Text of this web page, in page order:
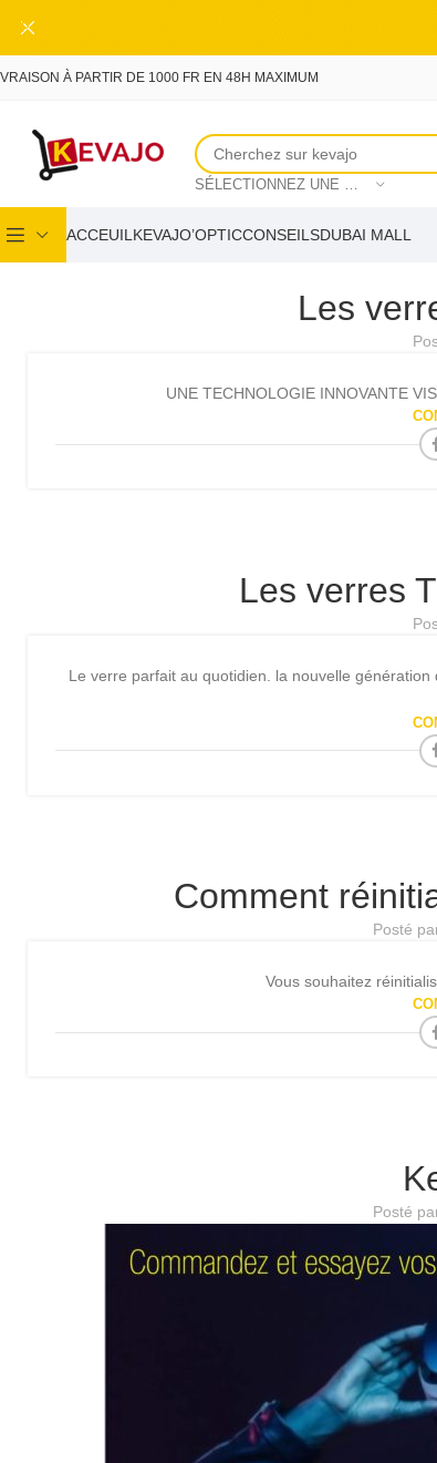
Skip to main content
À PARTIR DE 1000 FR EN 48H MAXIMUM
SÉLECTIONNEZ UNE CATÉGORIE
ACCEUIL KEVAJO’OPTICCONSEILSDUBAI MALL
Les
UNE TECHNOLOGIE INNOVANTE
Les verres
Le verre parfait au quotidien. la nouvelle
Comment
Posté
Vous souhaitez
Posté